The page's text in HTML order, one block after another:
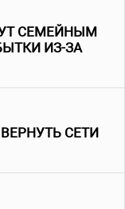
СЕМЕЙНЫМ
ИЗ-ЗА
СЕТИ